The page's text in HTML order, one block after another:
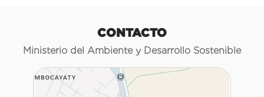
CONTACTO
Ministerio del Ambiente y Desarrollo Sostenible